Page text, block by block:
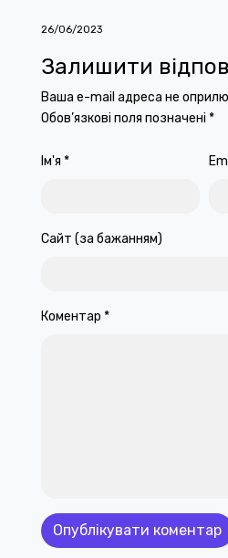
26/06/2023
Залишити
Ваша e-mail адреса не
Обов’язкові поля позначені *
Ім'я *
Сайт (за бажанням)
Коментар *